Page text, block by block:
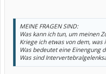
MEINE FRAGEN SIND:
Was kann ich tun, um meinen
Kriege ich etwas von dem, was
Was bedeutet eine Einengung
Was sind